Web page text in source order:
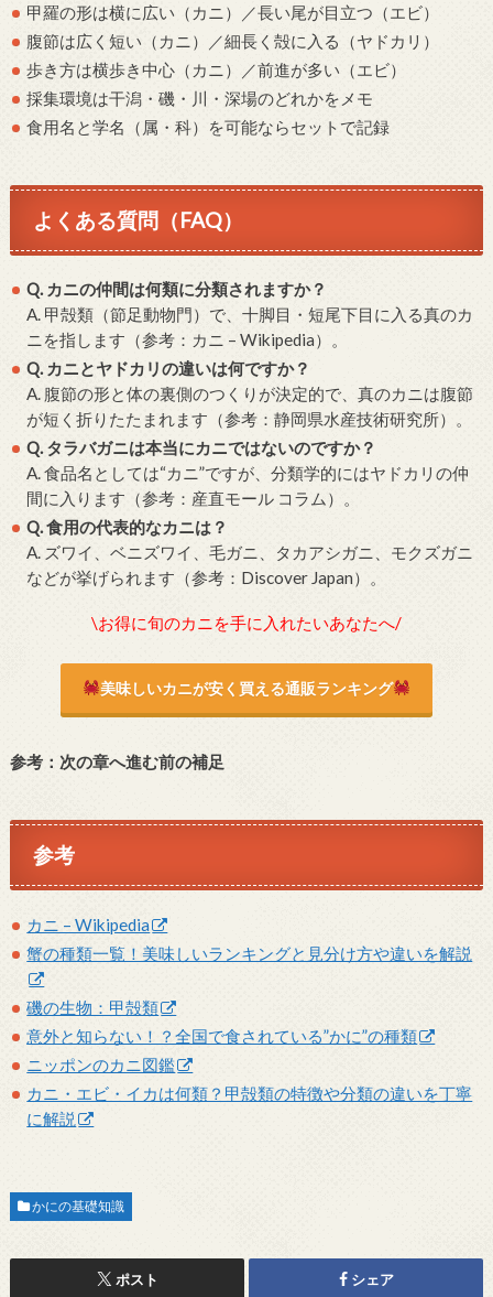
甲羅の形は横に広い（カニ）／長い尾が目立つ（エビ）
腹節は広く短い（カニ）／細長く殻に入る（ヤドカリ）
歩き方は横歩き中心（カニ）／前進が多い（エビ）
採集環境は干潟・磯・川・深場のどれかをメモ
食用名と学名（属・科）を可能ならセットで記録
よくある質問（FAQ）
Q. カニの仲間は何類に分類されますか？
A. 甲殻類（節足動物門）で、十脚目・短尾下目に入る真のカ
ニを指します（参考：カニ – Wikipedia）。
Q. カニとヤドカリの違いは何ですか？
A. 腹節の形と体の裏側のつくりが決定的で、真のカニは腹節
が短く折りたたまれます（参考：静岡県水産技術研究所）。
Q. タラバガニは本当にカニではないのですか？
A. 食品名としては“カニ”ですが、分類学的にはヤドカリの仲
間に入ります（参考：産直モール コラム）。
Q. 食用の代表的なカニは？
A. ズワイ、ベニズワイ、毛ガニ、タカアシガニ、モクズガニ
などが挙げられます（参考：Discover Japan）。
\お得に旬のカニを手に入れたいあなたへ/
美味しいカニが安く買える通販ランキング
参考：次の章へ進む前の補足
参考
カニ – Wikipedia
蟹の種類一覧！美味しいランキングと見分け方や違いを解説
磯の生物：甲殻類
意外と知らない！？全国で食されている”かに”の種類
ニッポンのカニ図鑑
カニ・エビ・イカは何類？甲殻類の特徴や分類の違いを丁寧
に解説
かにの基礎知識
ポスト シェア